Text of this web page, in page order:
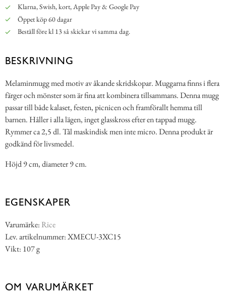
Klarna, Swish, kort, Apple Pay & Google Pay
Öppet köp 60 dagar
Beställ före kl 13 så skickar vi samma dag.
BESKRIVNING
Melaminmugg med motiv av åkande skridskopar. Muggarna finns i flera
färger och mönster som är fina att kombinera tillsammans. Denna mugg
passar till både kalaset, festen, picnicen och framförallt hemma till
barnen. Håller i alla lägen, inget glasskross efter en tappad mugg.
Rymmer ca 2,5 dl. Tål maskindisk men inte micro. Denna produkt är
godkänd för livsmedel.
Höjd 9 cm, diameter 9 cm.
EGENSKAPER
Varumärke: Rice
Lev. artikelnummer: XMECU-3XC15
Vikt: 107 g
OM VARUMÄRKET